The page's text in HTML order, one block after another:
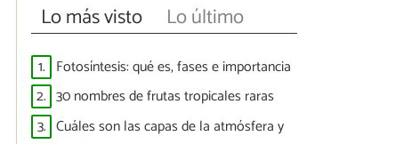
Lo más visto Lo último
1. Fotosíntesis: qué es, fases e importancia
2. 30 nombres de frutas tropicales raras
3. Cuáles son las capas de la atmósfera y